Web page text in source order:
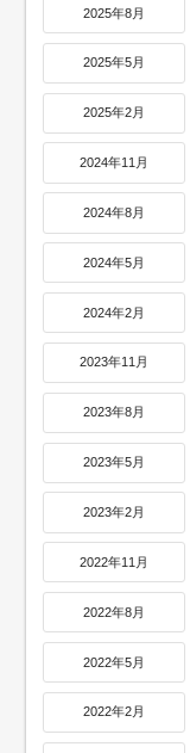
2025年8月
2025年5月
2025年2月
2024年11月
2024年8月
2024年5月
2024年2月
2023年11月
2023年8月
2023年5月
2023年2月
2022年11月
2022年8月
2022年5月
2022年2月